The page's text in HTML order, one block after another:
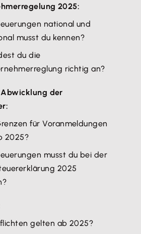
2025:
national und
musst du kennen?
du die
richtig an?
der
für Voranmeldungen
2025?
musst du bei der
2025
gelten ab 2025?